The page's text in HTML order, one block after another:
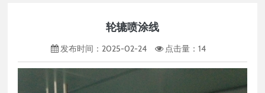
联系我们 
轮辘喷涂线
发布时间：2025-02-24 点击量： 14